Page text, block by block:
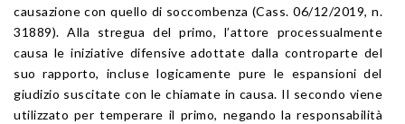
causazione con quello di soccombenza (Cass. 06/12/2019, n.
31889). Alla stregua del primo, l’attore processualmente
causa le iniziative difensive adottate dalla controparte del
suo rapporto, incluse logicamente pure le espansioni del
giudizio suscitate con le chiamate in causa. Il secondo viene
utilizzato per temperare il primo, negando la responsabilità